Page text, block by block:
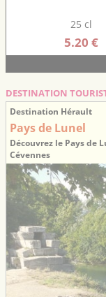
25 cl
5.20 €
DESTINATION
Destination Hérault
Pays de Lunel
Découvrez le Pays de
Cévennes